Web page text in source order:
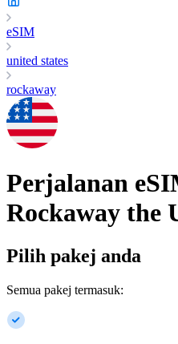
eSIM
united states
rockaway
Perjalanan
Rockaway the
Pilih pakej anda
Semua pakej termasuk: